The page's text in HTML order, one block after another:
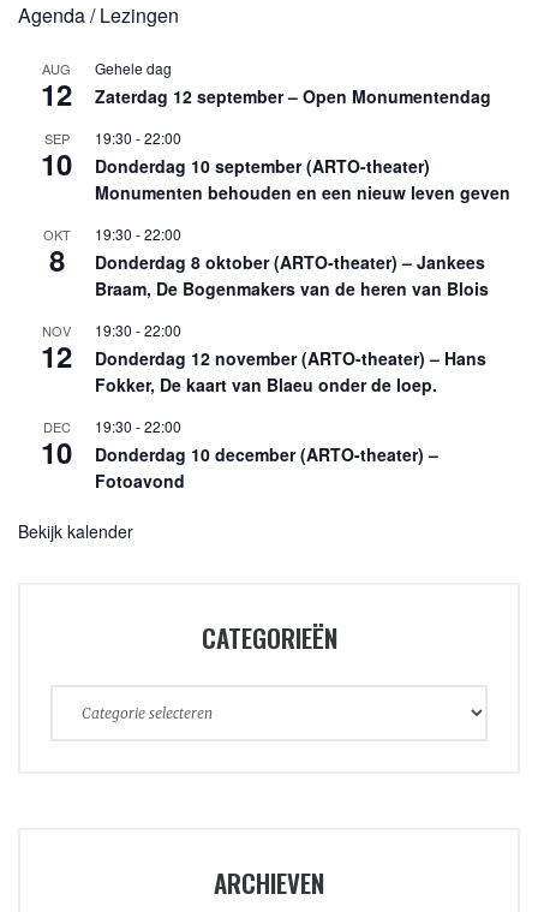
Agenda / Lezingen
AUG
12
Gehele dag
Zaterdag 12 september – Open Monumentendag
SEP
10
19:30 -22:00
Donderdag 10 september (ARTO-theater)
Monumenten behouden en een nieuw leven geven
OKT
8
19:30 -22:00
Donderdag 8 oktober (ARTO-theater) – Jankees
Braam, De Bogenmakers van de heren van Blois
NOV
12
19:30 -22:00
Donderdag 12 november (ARTO-theater) – Hans
Fokker, De kaart van Blaeu onder de loep.
DEC
10
19:30 -22:00
Donderdag 10 december (ARTO-theater) –
Fotoavond
Bekijk kalender
CATEGORIEËN
Categorieën
ARCHIEVEN